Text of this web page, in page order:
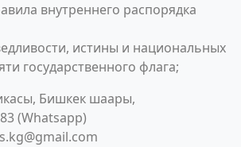
внутреннего распорядка
истины и национальных
государственного флага;
Бишкек шаары,
(Whatsapp)